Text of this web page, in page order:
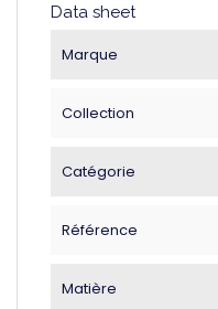
Data sheet
Marque
Collection
Catégorie
Référence
Matière